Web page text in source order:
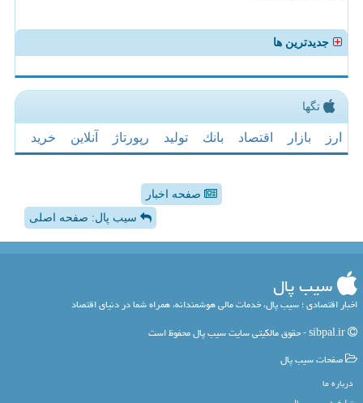
جدیدترین ها
تگها
ارز بازار اقتصاد بانك تولید رپورتاژ آنلاین خرید
صفحه اخبار
سیب پال: صفحه اصلی
سیب پال
اخبار اقتصادی ؛ سیب پال، خدمات مالی هوشمندانه، همراه شما در دنیای اقتصاد
صفحات سیب پال
درباره ما